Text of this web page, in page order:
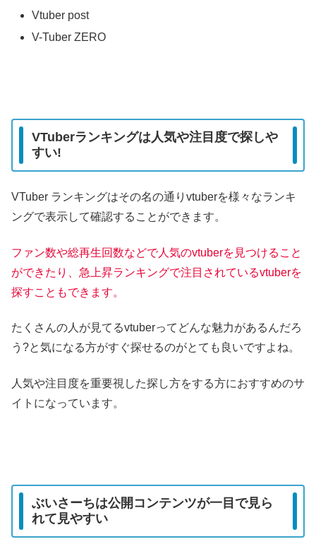
Vtuber post
V-Tuber ZERO
VTuberランキングは人気や注目度で探しや
すい!
VTuber ランキングはその名の通りvtuberを様々なランキ
ングで表示して確認することができます。
ファン数や総再生回数などで人気のvtuberを見つけること
ができたり、急上昇ランキングで注目されているvtuberを
探すこともできます。
たくさんの人が見てるvtuberってどんな魅力があるんだろ
う?と気になる方がすぐ探せるのがとても良いですよね。
人気や注目度を重要視した探し方をする方におすすめのサ
イトになっています。
ぶいさーちは公開コンテンツが一目で見ら
れて見やすい